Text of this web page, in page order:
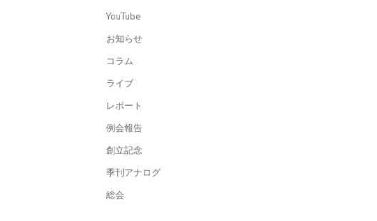
YouTube
お知らせ
コラム
ライブ
レポート
例会報告
創立記念
季刊アナログ
総会